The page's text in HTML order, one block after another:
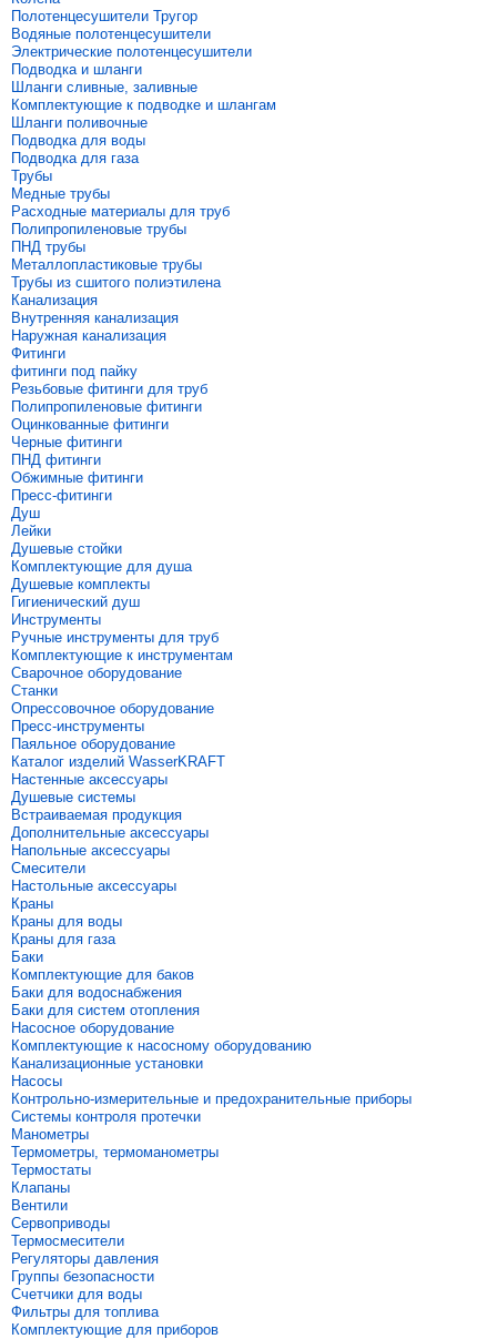
Полотенцесушители Тругор
Водяные полотенцесушители
Электрические полотенцесушители
Подводка и шланги
Шланги сливные, заливные
Комплектующие к подводке и шлангам
Шланги поливочные
Подводка для воды
Подводка для газа
Трубы
Медные трубы
Расходные материалы для труб
Полипропиленовые трубы
ПНД трубы
Металлопластиковые трубы
Трубы из сшитого полиэтилена
Канализация
Внутренняя канализация
Наружная канализация
Фитинги
фитинги под пайку
Резьбовые фитинги для труб
Полипропиленовые фитинги
Оцинкованные фитинги
Черные фитинги
ПНД фитинги
Обжимные фитинги
Пресс-фитинги
Душ
Лейки
Душевые стойки
Комплектующие для душа
Душевые комплекты
Гигиенический душ
Инструменты
Ручные инструменты для труб
Комплектующие к инструментам
Сварочное оборудование
Станки
Опрессовочное оборудование
Пресс-инструменты
Паяльное оборудование
Каталог изделий WasserKRAFT
Настенные аксессуары
Душевые системы
Встраиваемая продукция
Дополнительные аксессуары
Напольные аксессуары
Смесители
Настольные аксессуары
Краны
Краны для воды
Краны для газа
Баки
Комплектующие для баков
Баки для водоснабжения
Баки для систем отопления
Насосное оборудование
Комплектующие к насосному оборудованию
Канализационные установки
Насосы
Контрольно-измерительные и предохранительные приборы
Системы контроля протечки
Манометры
Термометры, термоманометры
Термостаты
Клапаны
Вентили
Сервоприводы
Термосмесители
Регуляторы давления
Группы безопасности
Счетчики для воды
Фильтры для топлива
Комплектующие для приборов